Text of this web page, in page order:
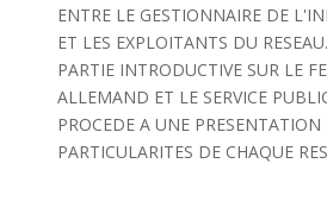
ENTRE LE GESTIONNAIRE DE
ET LES EXPLOITANTS DU
PARTIE INTRODUCTIVE SUR LE
ALLEMAND ET LE SERVICE
PROCEDE A UNE PRESENTATION
PARTICULARITES DE CHAQUE